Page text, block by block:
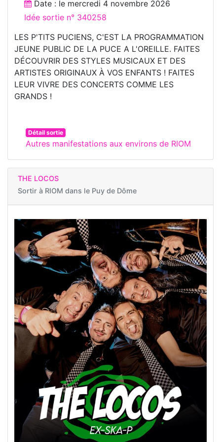
Date : le mercredi 4 novembre 2026
Idée sortie n° 340258
LES P'TITS PUCIENS, C'EST LA PROGRAMMATION
JEUNE PUBLIC DE LA PUCE A L'OREILLE. FAITES
DÉCOUVRIR DES STYLES MUSICAUX ET DES
ARTISTES ORIGINAUX À VOS ENFANTS ! FAITES
LEUR VIVRE DES CONCERTS COMME LES
GRANDS !
Détail sortie
Autres manifestations aux environs de RIOM
THE LOCOS
Sortir à RIOM dans le Puy de Dôme